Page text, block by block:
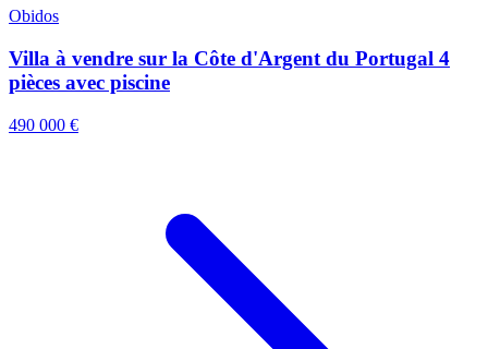
Obidos
Villa à vendre sur la Côte d'Argent du Portugal 4
pièces avec piscine
490 000 €